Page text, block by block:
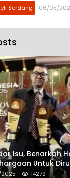
Serdang 06/05/
Isu, Benarkah
Untuk
14279